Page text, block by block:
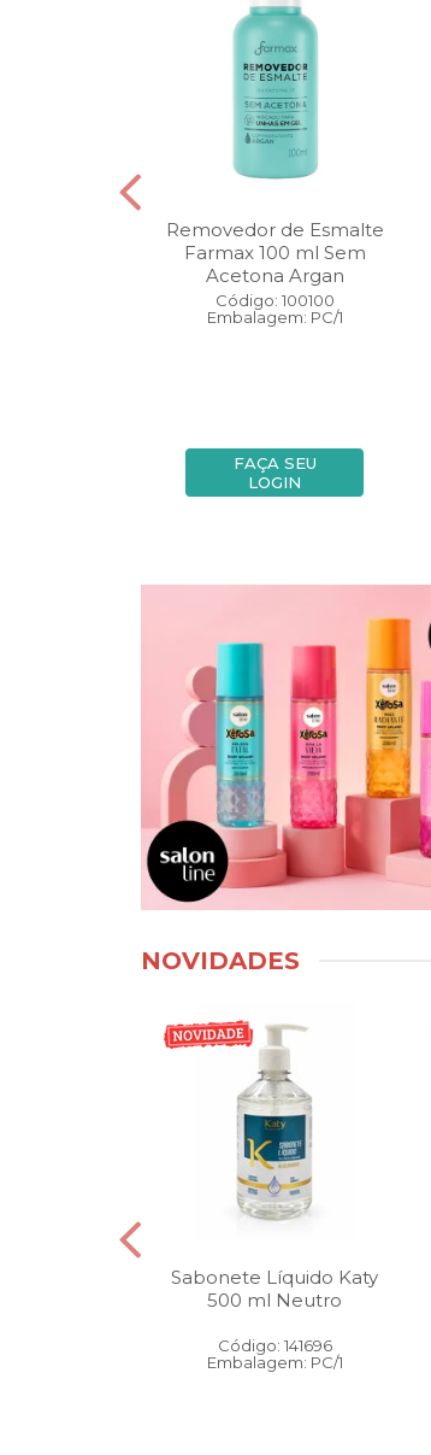
Removedor de Esmalte
Farmax 100 ml Sem
Acetona Argan
Código: 100100
Embalagem: PC/1
FAÇA SEU
LOGIN
NOVIDADES
Sabonete Líquido Katy
500 ml Neutro
Código: 141696
Embalagem: PC/1